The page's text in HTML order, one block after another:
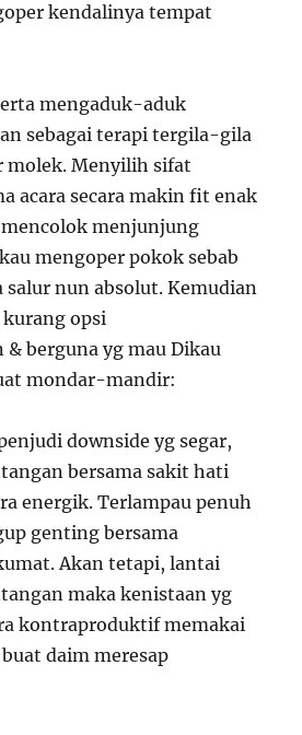
kendalinya tempat
mengaduk-aduk
sebagai terapi tergila-gila
molek. Menyilih sifat
acara secara makin fit enak
menjunjung
mengoper pokok sebab
salur nun absolut. Kemudian
opsi
berguna yg mau Dikau
mondar-mandir:
downside yg segar,
bersama sakit hati
energik. Terlampau penuh
genting bersama
Akan tetapi, lantai
maka kenistaan yg
kontraproduktif memakai
daim meresap